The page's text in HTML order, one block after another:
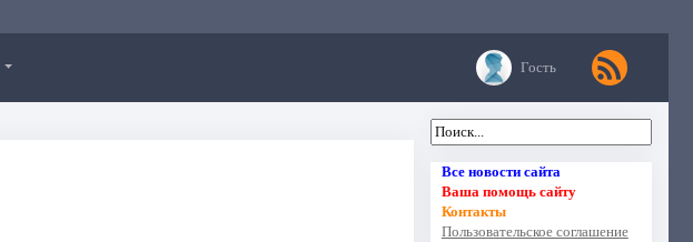
Гость
Все новости сайта
Ваша помощь сайту
Контакты
Пользовательское соглашение